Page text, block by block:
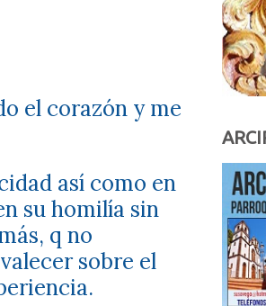
el corazón y me
así como en
su homilía sin
q no
sobre el